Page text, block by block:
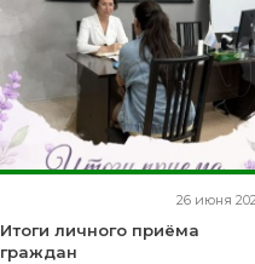
26 июня
Итоги личного приёма
граждан